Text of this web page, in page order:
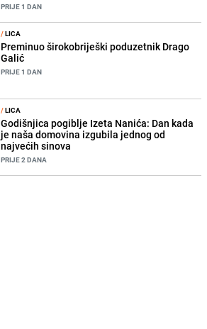
PRIJE 1 DAN
/LICA
Preminuo širokobriješki poduzetnik Drago
Galić
PRIJE 1 DAN
/LICA
Godišnjica pogiblje Izeta Nanića: Dan kada
je naša domovina izgubila jednog od
najvećih sinova
PRIJE 2 DANA